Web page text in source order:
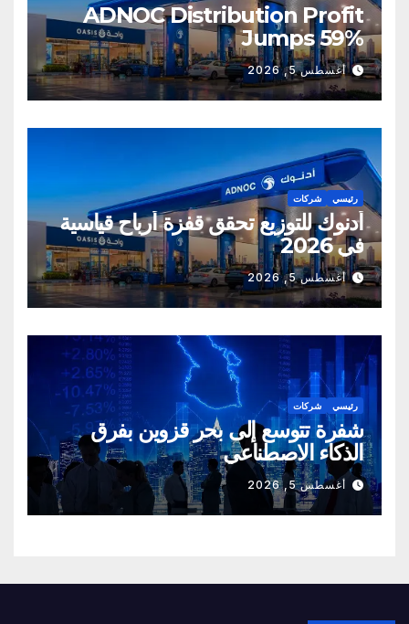
ADNOC Distribution Profit
Jumps 59%
أغسطس 5, 2026
رئيسي شركات
أدنوك للتوزيع تحقق قفزة أرباح قياسية
في 2026
أغسطس 5, 2026
رئيسي شركات
شفرة تتوسع إلى بحر قزوين بفرق
الذكاء الاصطناعي
أغسطس 5, 2026